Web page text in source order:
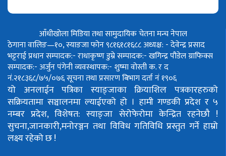
आँधीखोला मिडिया तथा सामुदायिक चेतना मन्च नेपाल
ठेगाना वालिङ—१०, स्याङजा फोन ९८१६१८१६८८अध्यक्ष: - देवेन्द्र प्रसाद
भट्टराईप्रधान सम्पादक:- राधाकृष्ण डुम्रेसम्पादक:- खगिन्द्र पौडेलग्राफिक्स
सम्पादक:- अर्जुन पंगेनीव्यवस्थापक:- शुष्मा वोस्तीक. र द
नं.२१८३६८/७५/०७६सूचना तथा प्रसारण बिभाग दर्ता नं १९०६
यो अनलाईन पत्रिका स्याङ्जाका क्रियाशिल पत्रकारहरुको
सक्रियतामा सञ्चालनमा ल्याईएको हो । हामी गण्डकी प्रदेश र ५
नम्बर प्रदेश, विशेषत: स्याङ्जा सेरोफेरोमा केन्द्रित रहनेछौ !
सुचना,जानकारी,मनोरञ्जन तथा विविध गतिविधि प्रस्तुत गर्ने हाम्रो
लक्ष्य रहेको छ !